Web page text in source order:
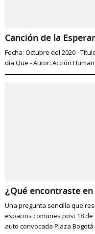
Canción de la
Fecha: Octubre del 2020 -
día Que - Autor: Acción
¿Qué encontraste en
Una pregunta sencilla que
espacios comunes post 18
auto convocada Plaza Bogotá